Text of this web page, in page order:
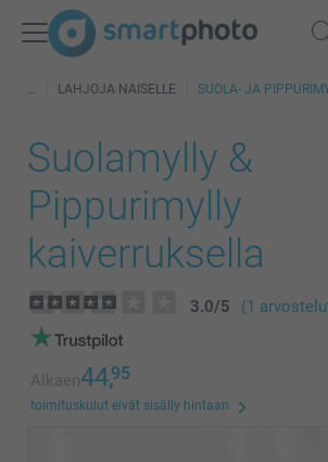
LAHJOJA NAISELLE SUOLA- JA
Suolamylly &
Pippurimylly
kaiverruksella
3.0/5 (1
Alkaen44,95
toimituskulut eivät sisälly hintaan